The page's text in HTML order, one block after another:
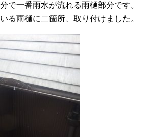
で一番雨水が流れる雨樋部分です。
る雨樋に二箇所、取り付けました。